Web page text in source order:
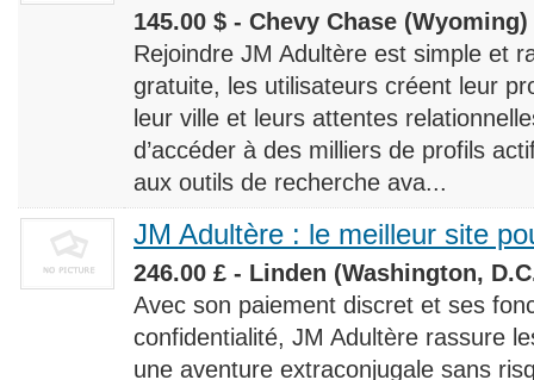
145.00 $ - Chevy Chase (Wyoming)
Rejoindre JM Adultère est simple et
gratuite, les utilisateurs créent leur
leur ville et leurs attentes
d’accéder à des milliers de profils
aux outils de recherche ava...
JM Adultère : le meilleur site
246.00 £ - Linden (Washington,
Avec son paiement discret et ses
confidentialité, JM Adultère rassure
une aventure extraconjugale sans